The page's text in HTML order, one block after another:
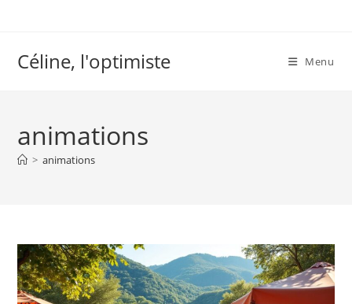
Céline, l'optimiste Menu
animations
> animations